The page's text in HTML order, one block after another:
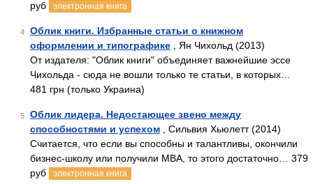
руб
электронная книга
4
Облик книги. Избранные статьи о книжном
оформлении и типографике , Ян Чихольд (2013)
От издателя: "Облик книги" объединяет важнейшие эссе
Чихольда - сюда не вошли только те статьи, в которых…
481 грн (только Украина)
5
Облик лидера. Недостающее звено между
способностями и успехом , Сильвия Хьюлетт (2014)
Считается, что если вы способны и талантливы, окончили
бизнес-школу или получили MBA, то этого достаточно… 379
руб
электронная книга